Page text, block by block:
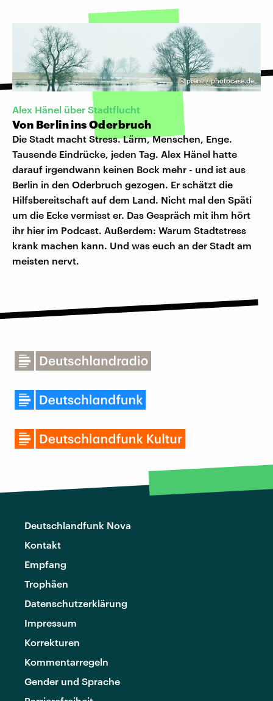
©prenz / photocase.de
Alex Hänel über Stadtflucht
Von Berlin ins Oderbruch
Die Stadt macht Stress. Lärm, Menschen, Enge.
Tausende Eindrücke, jeden Tag. Alex Hänel hatte
darauf irgendwann keinen Bock mehr - und ist aus
Berlin in den Oderbruch gezogen. Er schätzt die
Hilfsbereitschaft auf dem Land. Nicht mal den Späti
um die Ecke vermisst er. Das Gespräch mit ihm hört
ihr hier im Podcast. Außerdem: Warum Stadtstress
krank machen kann. Und was euch an der Stadt am
meisten nervt.
Deutschlandfunk Nova
Kontakt
Empfang
Trophäen
Datenschutzerklärung
Impressum
Korrekturen
Kommentarregeln
Gender und Sprache